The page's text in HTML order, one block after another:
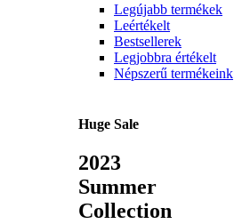
Legújabb termékek
Leértékelt
Bestsellerek
Legjobbra értékelt
Népszerű termékeink
Huge Sale
2023
Summer
Collection